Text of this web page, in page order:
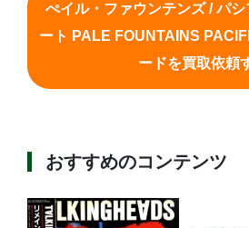
ぺイル・ファウンテンズ / パ
ート PALE FOUNTAINS
ードを買取依頼
おすすめのコンテンツ